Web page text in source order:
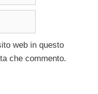
web in questo
che commento.